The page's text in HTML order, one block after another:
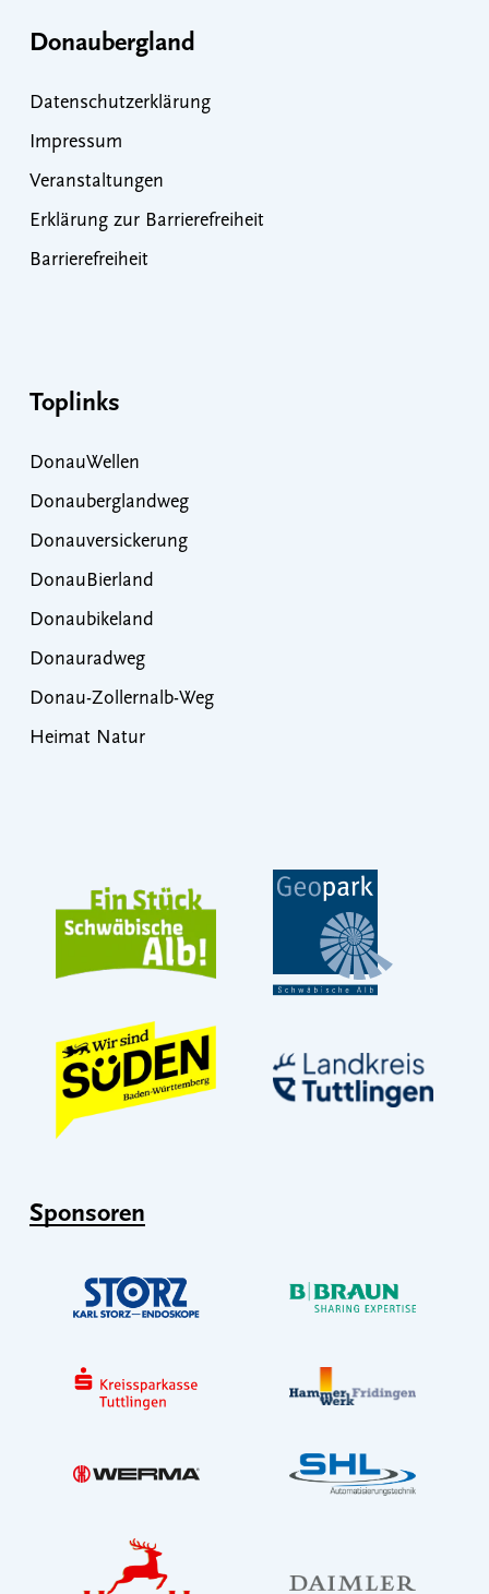
Donaubergland
Datenschutzerklärung
Impressum
Veranstaltungen
Erklärung zur Barrierefreiheit
Barrierefreiheit
Toplinks
DonauWellen
Donauberglandweg
Donauversickerung
DonauBierland
Donaubikeland
Donauradweg
Donau-Zollernalb-Weg
Heimat Natur
Sponsoren